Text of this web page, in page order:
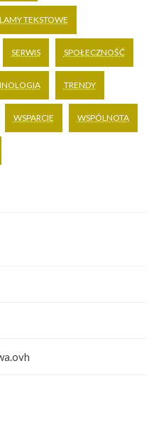
TEKSTOWE
SERWIS SPOŁECZNOŚĆ
TRENDY
WSPARCIE WSPÓLNOTA